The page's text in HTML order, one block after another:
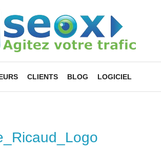
CLIENTS BLOG LOGICIEL